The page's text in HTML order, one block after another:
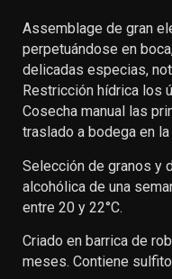
Assemblage de gran
perpetuándose en
delicadas especias,
Restricción hídrica los
Cosecha manual las
traslado a bodega en
Selección de granos y
alcohólica de una
entre 20 y 22°C.
Criado en barrica de
meses. Contiene